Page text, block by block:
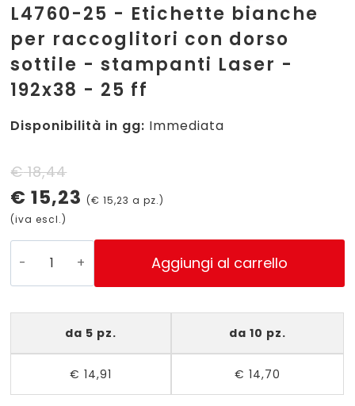
L4760-25 - Etichette bianche
per raccoglitori con dorso
sottile - stampanti Laser -
192x38 - 25 ff
Disponibilità in gg: Immediata
€18,44
Il
prezzo
originale
era:
€ 18,44.
€ 15,23 (€ 15,23 a pz.)
Il
prezzo
attuale
è:
€ 15,23.
(iva escl.)
L4760-
Etichette
bianche
per
raccoglitori
con
Aggiungi al carrello
da 5 pz. da 10 pz.
€ 14,91 € 14,70